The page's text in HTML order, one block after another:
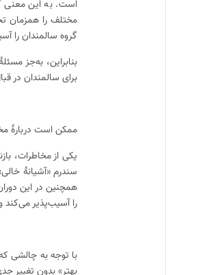
است. به این معنی
مختلف را همزمان
گروه سالمندان را
بنابراین، به‌جز
برای سالمندان در
ممکن است دربارهٔ
یکی از مخاطرات،
سندرم «آشیانهٔ
همچنین در این
را آسیب‌پذیر می‌کند
با توجه به چالشی
بهتر» بدون تغییر